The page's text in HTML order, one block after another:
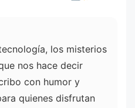
los misterios
nos hace decir
con humor y
quienes disfrutan